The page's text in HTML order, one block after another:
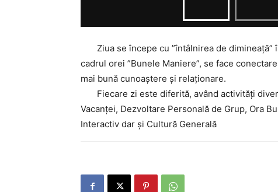
Ziua se începe cu ”întâlnirea de dimineață”
cadrul orei ”Bunele Maniere”, se face
mai bună cunoaștere și relaționare.
Fiecare zi este diferită, având activități
Vacanței, Dezvoltare Personală de Grup, Ora
Interactiv dar și Cultură Generală